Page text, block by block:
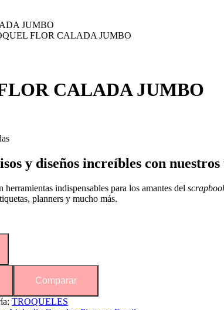
JUMBO
FLOR CALADA JUMBO
CALADA JUMBO
y diseños increíbles con
herramientas indispensables para los amantes del
planners y mucho más.
Comparar
TROQUELES